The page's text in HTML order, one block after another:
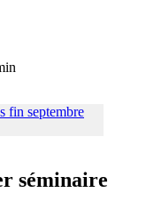
séminaire